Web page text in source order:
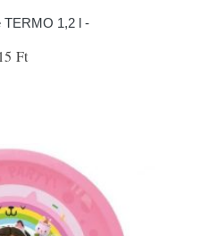
TERMO 1,2 l -
Ft